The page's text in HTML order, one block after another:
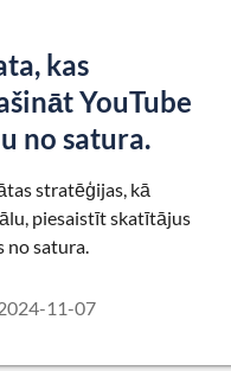
kas
YouTube
no satura.
stratēģijas, kā
piesaistīt skatītājus
no satura.
11-07